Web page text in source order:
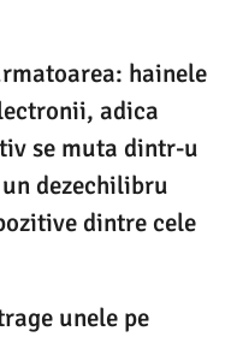
hainele
adica
se muta dintr-u
dezechilibru
dintre cele
unele pe